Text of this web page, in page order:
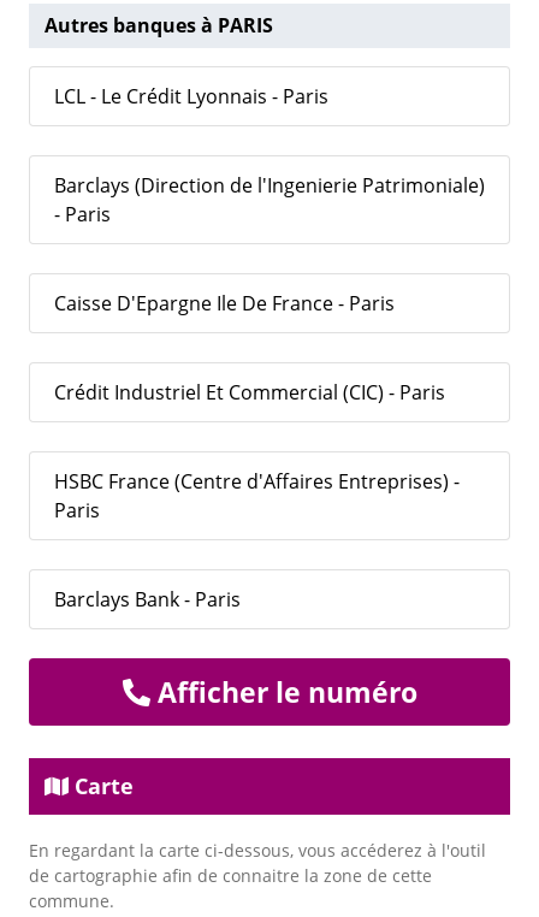
Autres banques à PARIS
LCL - Le Crédit Lyonnais - Paris
Barclays (Direction de l'Ingenierie Patrimoniale)
- Paris
Caisse D'Epargne Ile De France - Paris
Crédit Industriel Et Commercial (CIC) - Paris
HSBC France (Centre d'Affaires Entreprises) -
Paris
Barclays Bank - Paris
Afficher le numéro
Carte
En regardant la carte ci-dessous, vous accéderez à l'outil
de cartographie afin de connaitre la zone de cette
commune.